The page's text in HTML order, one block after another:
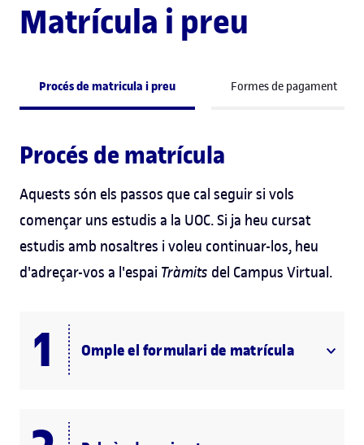
Matrícula i preu
Procés de matricula i preu Formes de pagament
Procés de matrícula
Aquests són els passos que cal seguir si vols
començar uns estudis a la UOC. Si ja heu cursat
estudis amb nosaltres i voleu continuar-los, heu
d'adreçar-vos a l'espai Tràmits del Campus Virtual.
Omple el formulari de matrícula